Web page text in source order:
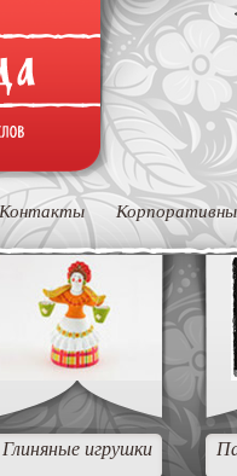
Контакты
Глиняные игрушки